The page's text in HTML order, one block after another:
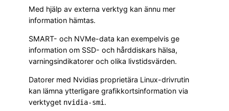
Med hjälp av externa verktyg kan ännu mer
information hämtas.
SMART- och NVMe-data kan exempelvis ge
information om SSD- och hårddiskars hälsa,
varningsindikatorer och olika livstidsvärden.
Datorer med Nvidias proprietära Linux-drivrutin
kan lämna ytterligare grafikkortsinformation via
verktyget nvidia-smi .